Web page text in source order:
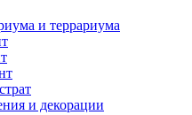
и террариума
и декорации